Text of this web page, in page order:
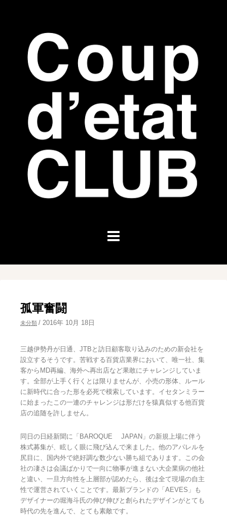
孤軍奮闘
未分類 / 2016年 10月 18日
三越伊勢丹が日通、JTBと訪日顧客取り込みのための新会社を
設立するそうです。苦戦する百貨店業界において、唯一社、集
客からMD再編、海外へ再出店など果敢にチャレンジしていま
す。全部が上手く行くとは限りませんが、小売の形体、ルール
に新時代に合った形を必死で模索しています。イセタンミラー
に始まったこの一連のチャレンジは形だけを猿真似する他百貨
店の追随を許しません。
同日の日経新聞に「BAROQUE JAPAN」の新規上場に伴う
株式募集が、眩しく眼に飛び込んで来ました。他のアパレルを
尻目に、国内外で絶好調な数少ない勝ち組であります。この会
社の凄さは会議ばかりで一向に物事が進まない大企業病の他社
と違い、一旦方向性を上層部が認めたら、後は全て現場の自主
性で運営されていくことです。最新ブランドの「AEVES」も
デザイナーの堀海斗氏の伸び伸びと創られたデザインがとても
時代の先を進んで、とても素敵です。